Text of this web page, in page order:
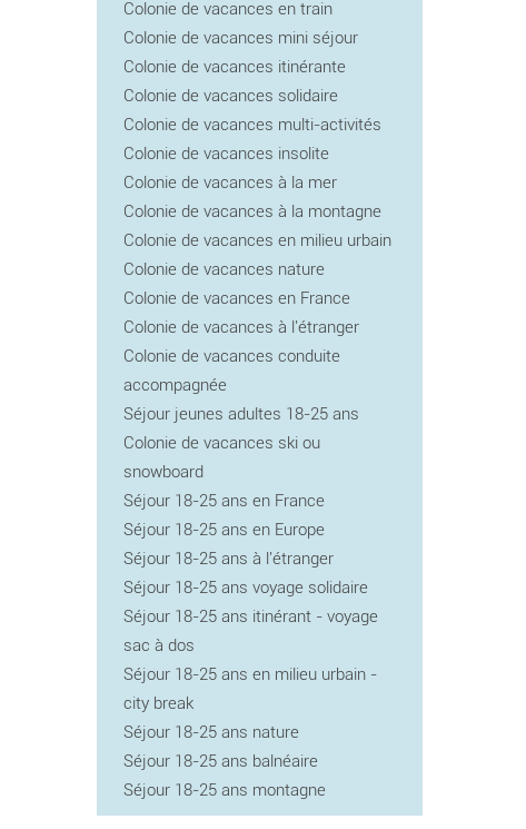
Colonie de vacances en train
Colonie de vacances mini séjour
Colonie de vacances itinérante
Colonie de vacances solidaire
Colonie de vacances multi-activités
Colonie de vacances insolite
Colonie de vacances à la mer
Colonie de vacances à la montagne
Colonie de vacances en milieu urbain
Colonie de vacances nature
Colonie de vacances en France
Colonie de vacances à l'étranger
Colonie de vacances conduite
accompagnée
Séjour jeunes adultes 18-25 ans
Colonie de vacances ski ou
snowboard
Séjour 18-25 ans en France
Séjour 18-25 ans en Europe
Séjour 18-25 ans à l'étranger
Séjour 18-25 ans voyage solidaire
Séjour 18-25 ans itinérant - voyage
sac à dos
Séjour 18-25 ans en milieu urbain -
city break
Séjour 18-25 ans nature
Séjour 18-25 ans balnéaire
Séjour 18-25 ans montagne